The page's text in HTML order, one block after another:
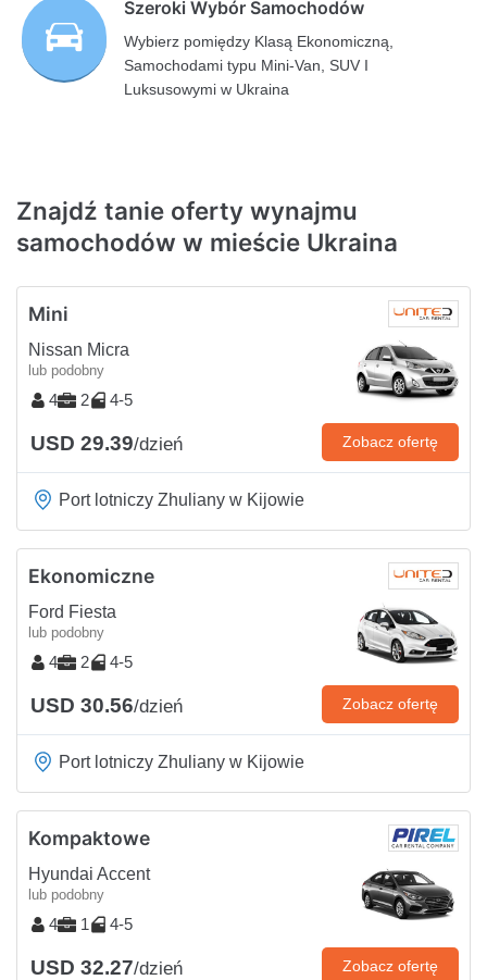
Szeroki Wybór Samochodów
Wybierz pomiędzy Klasą Ekonomiczną,
Samochodami typu Mini-Van, SUV I
Luksusowymi w Ukraina
Znajdź tanie oferty wynajmu
samochodów w mieście Ukraina
Mini
Nissan Micra
lub podobny
4 2 4-5
USD 29.39/dzień Zobacz ofertę
Port lotniczy Zhuliany w Kijowie
Ekonomiczne
Ford Fiesta
lub podobny
4 2 4-5
USD 30.56/dzień Zobacz ofertę
Port lotniczy Zhuliany w Kijowie
Kompaktowe
Hyundai Accent
lub podobny
4 1 4-5
USD 32.27/dzień Zobacz ofertę